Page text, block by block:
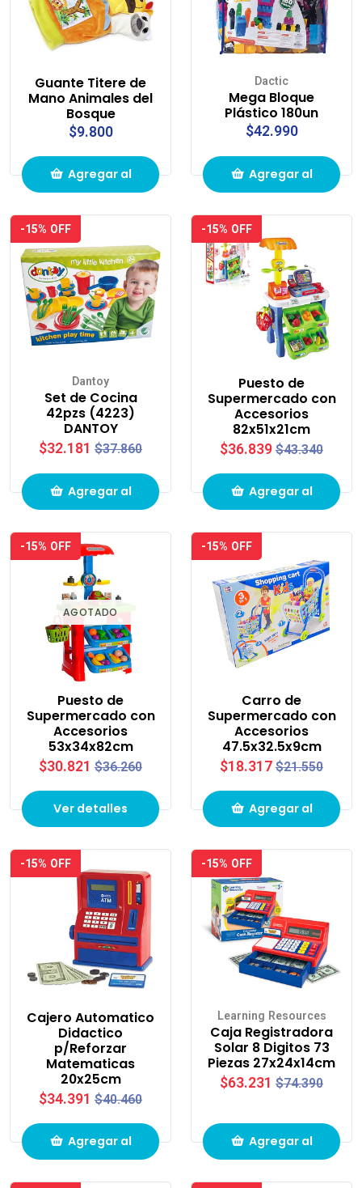
Guante Titere de
Mano Animales del
Bosque
$9.800
Agregar al
compras
Dactic
Mega Bloque
Plástico 180un
$42.990
Agregar al
compras
-15% OFF
Dantoy
Set de Cocina
42pzs (4223)
DANTOY
$32.181 $37.860
Agregar al
compras
-15% OFF
Puesto de
Supermercado con
Accesorios
82x51x21cm
$36.839 $43.340
Agregar al
compras
-15% OFF
AGOTADO
Puesto de
Supermercado con
Accesorios
53x34x82cm
$30.821 $36.260
Ver detalles
-15% OFF
Carro de
Supermercado con
Accesorios
47.5x32.5x9cm
$18.317 $21.550
Agregar al
compras
-15% OFF
Cajero Automatico
Didactico
p/Reforzar
Matematicas
20x25cm
$34.391 $40.460
Agregar al
-15% OFF
Learning Resources
Caja Registradora
Solar 8 Digitos 73
Piezas 27x24x14cm
$63.231 $74.390
Agregar al